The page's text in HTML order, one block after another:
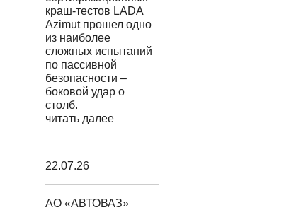
краш-тестов LADA
Azimut прошел одно
из наиболее
сложных испытаний
по пассивной
безопасности –
боковой удар о
столб.
читать далее
22.07.26
АО «АВТОВАЗ»